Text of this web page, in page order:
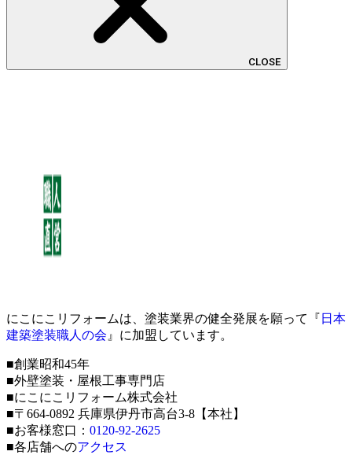
CLOSE
にこにこリフォームは、塗装業界の健全発展を願って『 日本
建築塗装職人の会 』に加盟しています。
■創業昭和45年
■外壁塗装・屋根工事専門店
■にこにこリフォーム株式会社
■〒664-0892 兵庫県伊丹市高台3-8【本社】
■お客様窓口： 0120-92-2625
■各店舗へのアクセス